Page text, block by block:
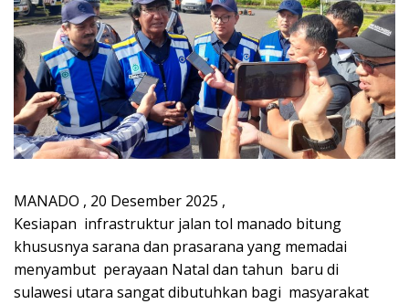
MANADO , 20 Desember 2025 ,
Kesiapan infrastruktur jalan tol manado bitung
khususnya sarana dan prasarana yang memadai
menyambut perayaan Natal dan tahun baru di
sulawesi utara sangat dibutuhkan bagi masyarakat